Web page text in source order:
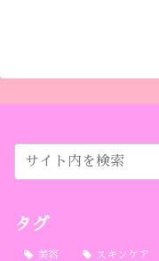
タグ
美容 スキンケア